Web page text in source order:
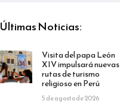
Últimas Noticias:
Visita del papa León
XIV impulsará nuevas
rutas de turismo
religioso en Perú
5 de agosto de 2026